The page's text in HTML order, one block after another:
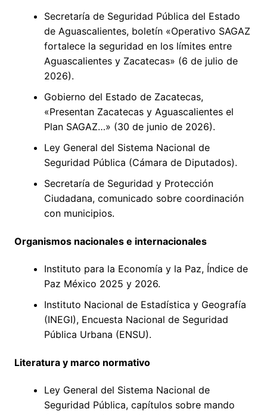
Secretaría de Seguridad Pública del Estado
de Aguascalientes, boletín «Operativo SAGAZ
fortalece la seguridad en los límites entre
Aguascalientes y Zacatecas» (6 de julio de
2026).
Gobierno del Estado de Zacatecas,
«Presentan Zacatecas y Aguascalientes el
Plan SAGAZ…» (30 de junio de 2026).
Ley General del Sistema Nacional de
Seguridad Pública (Cámara de Diputados).
Secretaría de Seguridad y Protección
Ciudadana, comunicado sobre coordinación
con municipios.
Organismos nacionales e internacionales
Instituto para la Economía y la Paz, Índice de
Paz México 2025 y 2026.
Instituto Nacional de Estadística y Geografía
(INEGI), Encuesta Nacional de Seguridad
Pública Urbana (ENSU).
Literatura y marco normativo
Ley General del Sistema Nacional de
Seguridad Pública, capítulos sobre mando